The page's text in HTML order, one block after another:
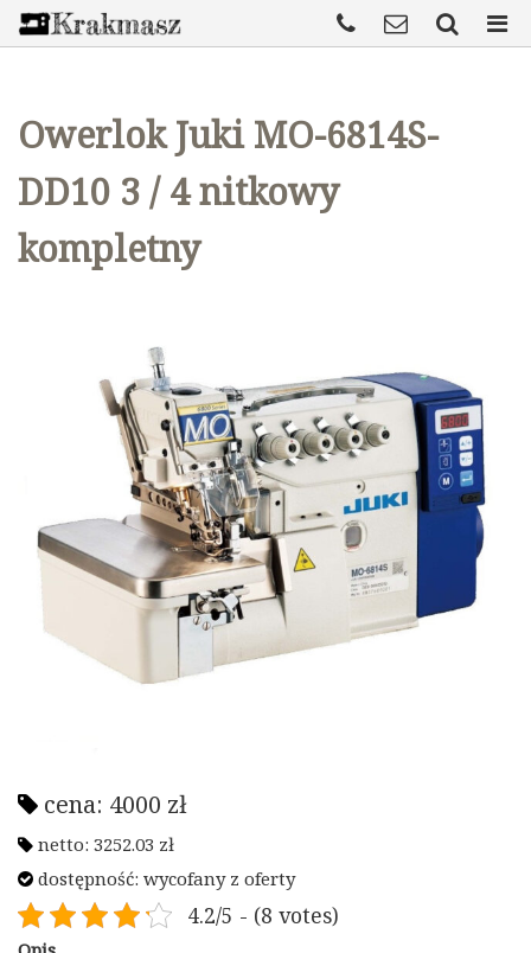
Owerlok Juki MO-6814S-
DD10 3 / 4 nitkowy
kompletny
cena: 4000 zł
netto: 3252.03 zł
dostępność: wycofany z oferty
4.2/5 - (8 votes)